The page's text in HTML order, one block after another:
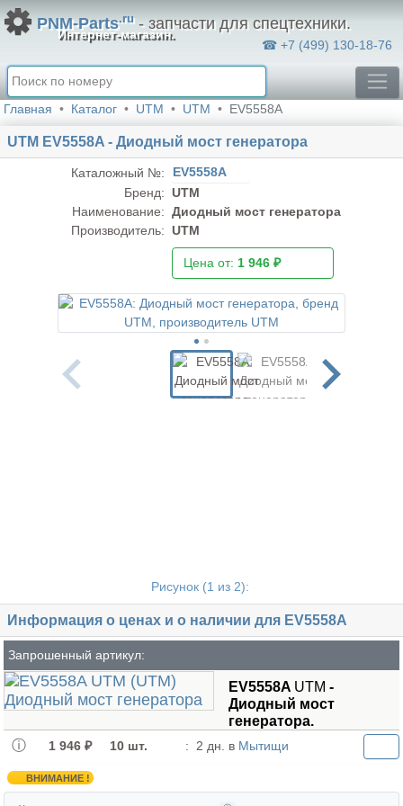
PNM-Parts.ru- запчасти для спецтехники.
Интернет-магазин.
☎ +7 (499) 130-18-76
Главная Каталог UTM UTM EV5558A
UTM EV5558A - Диодный мост генератора
Каталожный №:
EV5558A
Бренд: UTM
Наименование: Диодный мост генератора
Производитель: UTM
Цена от: 1 946 ₽
Рисунок (1 из 2):
Информация о ценах и о наличии для EV5558A
Запрошенный артикул:
EV5558A UTM-
Диодный мост
генератора.
1 946 ₽ 10 шт. : 2 дн. в Мытищи
ВНИМАНИЕ !